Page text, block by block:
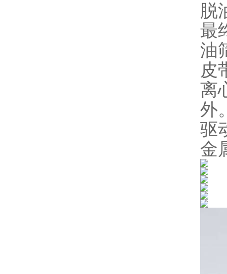
脱
最
油
皮
离
外
驱
金